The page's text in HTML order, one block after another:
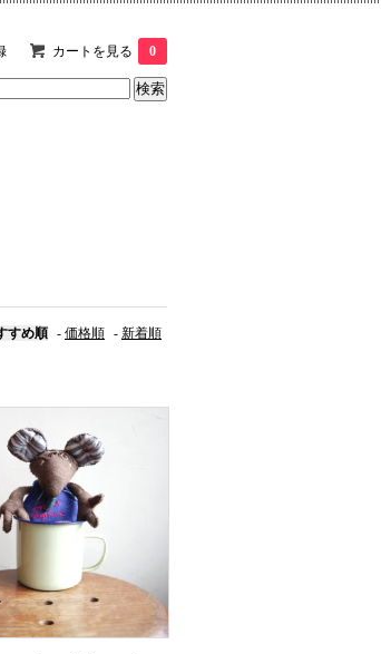
カートを見る 0
すめ順 - 価格順 - 新着順